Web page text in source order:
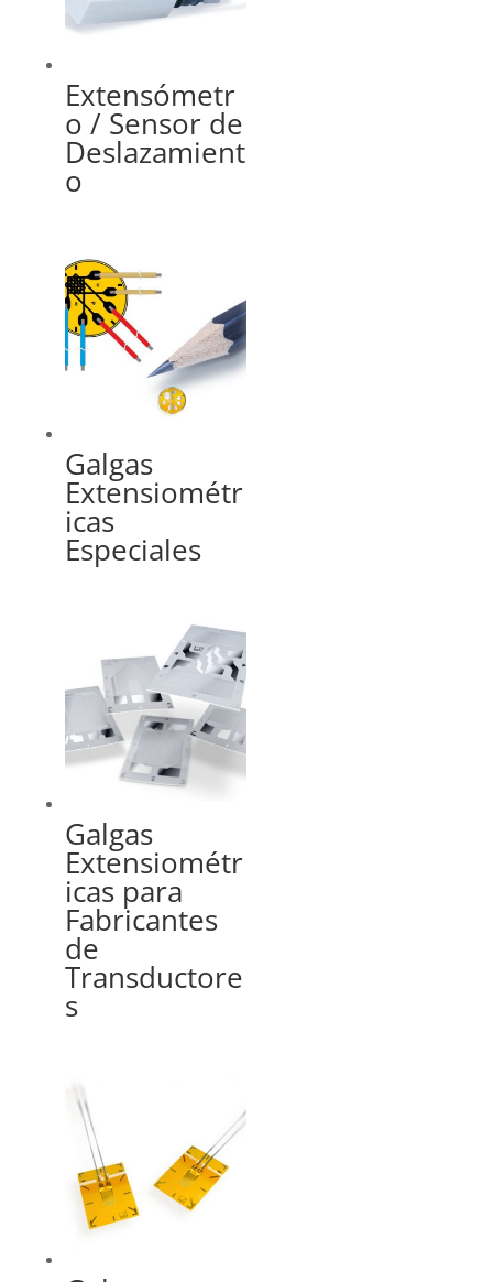
Extensómetr
o / Sensor de
Deslazamient
o
Galgas
Extensiométr
icas
Especiales
Galgas
Extensiométr
icas para
Fabricantes
de
Transductore
s